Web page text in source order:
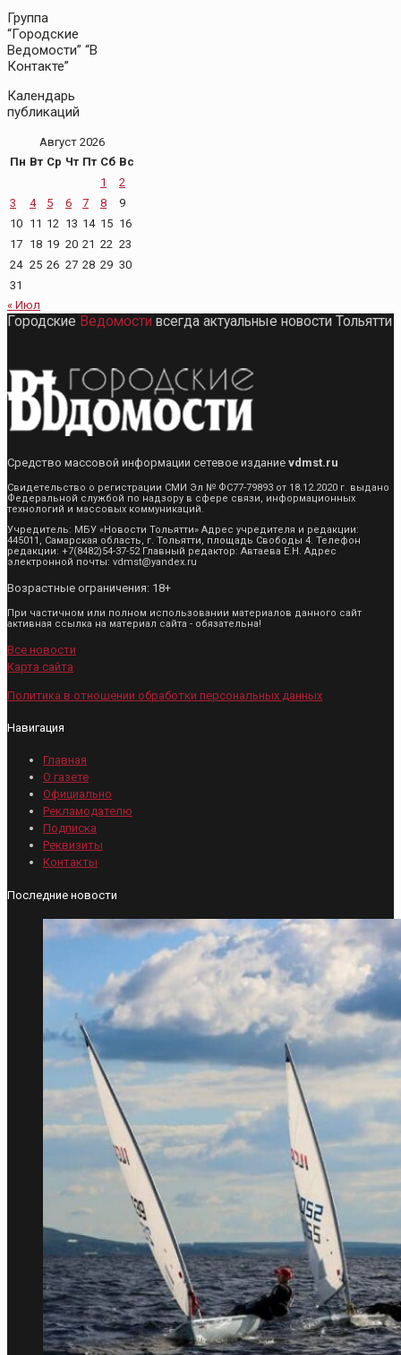
Группа
“Городские
Ведомости” “В
Контакте”
Календарь
публикаций
Август 2026
Пн Вт Ср Чт Пт Сб Вс
1
2
3
4 5 6 7 8
9
10 11 12 13 14 15 16
17 18 19 20 21 22 23
24 25 26 27 28 29 30
31
« Июл
Городские Ведомости всегда актуальные новости Тольятти
Средство массовой информации сетевое издание vdmst.ru
Свидетельство о регистрации СМИ Эл № ФС77-79893 от 18.12.2020 г. выдано
Федеральной службой по надзору в сфере связи, информационных
технологий и массовых коммуникаций.
Учредитель: МБУ «Новости Тольятти» Адрес учредителя и редакции:
445011, Самарская область, г. Тольятти, площадь Свободы 4. Телефон
редакции: +7(8482)54-37-52 Главный редактор: Автаева Е.Н. Адрес
электронной почты: vdmst@yandex.ru
Возрастные ограничения: 18+
При частичном или полном использовании материалов данного сайт
активная ссылка на материал сайта - обязательна!
Все новости
Карта сайта
Политика в отношении обработки персональных данных
Навигация
Главная
О газете
Официально
Рекламодателю
Подписка
Реквизиты
Контакты
Последние новости